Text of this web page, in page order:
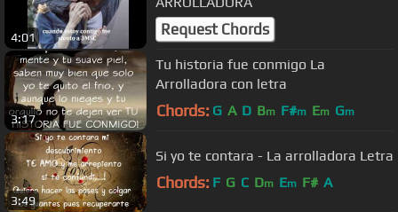
4:01 Request Chords
3:17
Tu historia fue conmigo La
Arrolladora con letra
Chords: G A D Bm F#m Em Gm
3:49
Si yo te contara - La arrolladora Letra
Chords: F G C Dm Em F# A